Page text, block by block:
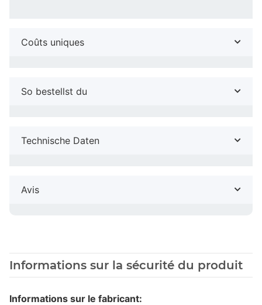
Coûts uniques
So bestellst du
Technische Daten
Avis
Informations sur la sécurité du produit
Informations sur le fabricant: